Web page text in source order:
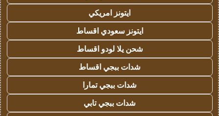
ايتونز امريكي
ايتونز سعودي اقساط
شحن يلا لودو اقساط
شدات ببجي اقساط
شدات ببجي تمارا
شدات ببجي تابي